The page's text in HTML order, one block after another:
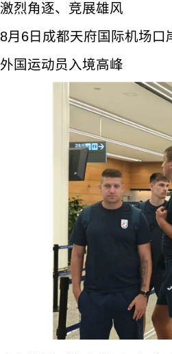
激烈角逐、竞展雄风
8月6日成都天府国际机场口
外国运动员入境高峰